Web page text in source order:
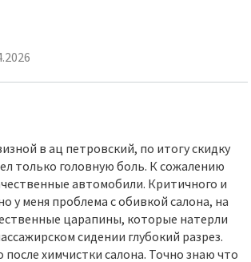
в ац петровский, по итогу скидку
только головную боль. К сожалению
автомобили. Критичного и
у меня проблема с обивкой салона, на
царапины, которые натерли
сидении глубокий разрез.
химчистки салона. Точно знаю что